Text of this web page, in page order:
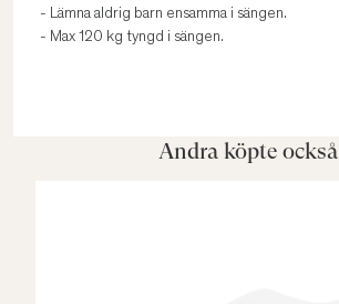
- Lämna aldrig barn ensamma i sängen.
- Max 120 kg tyngd i sängen.
Andra köpte också